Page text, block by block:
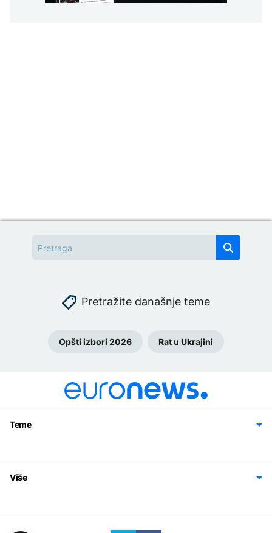
Pretražite današnje teme
Opšti izbori 2026 Rat u Ukrajini
Teme
Svijet
Sport
Magazin
Više
Politika privatnosti
Uslovi korišćenja